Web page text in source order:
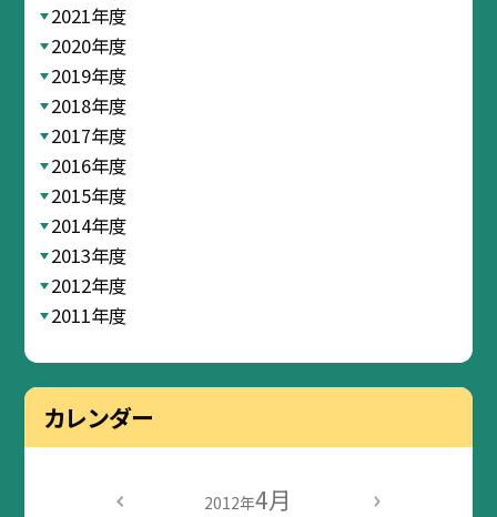
2021年度
2020年度
2019年度
2018年度
2017年度
2016年度
2015年度
2014年度
2013年度
2012年度
2011年度
カレンダー
2012年4月